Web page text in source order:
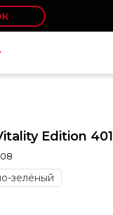
Edition 401
зелёный